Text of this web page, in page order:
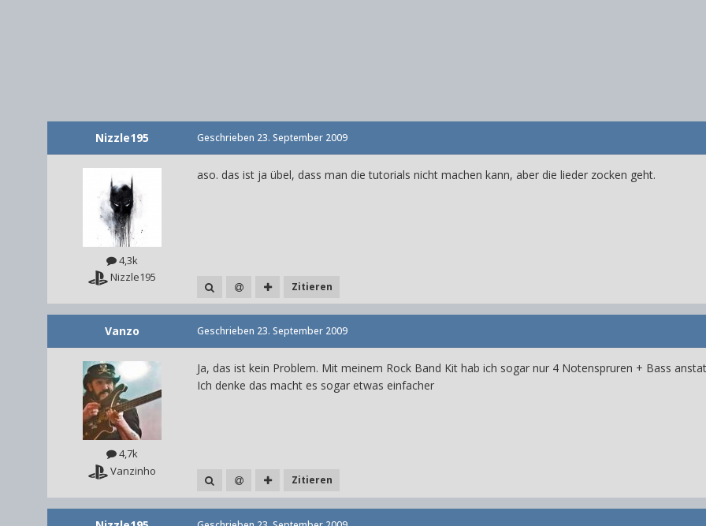
Nizzle195
4,3k
Nizzle195
Geschrieben 23. September 2009
aso. das ist ja übel, dass man die tutorials nicht machen kann, aber die lieder zocken geht.
Zitieren
Vanzo
4,7k
Vanzinho
Geschrieben 23. September 2009
Ja, das ist kein Problem. Mit meinem Rock Band Kit hab ich sogar nur 4 Notenspruren + Bass
Ich denke das macht es sogar etwas einfacher
Zitieren